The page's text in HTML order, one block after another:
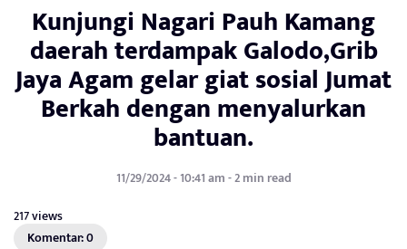
Kunjungi Nagari Pauh Kamang
daerah terdampak Galodo,Grib
Jaya Agam gelar giat sosial Jumat
Berkah dengan menyalurkan
bantuan.
11/29/2024 - 10:41 am - 2 min read
217 views
Komentar: 0